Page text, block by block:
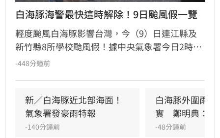
白海豚海警最快這時解除！9日颱風假一覽
輕度颱風白海豚影響台灣，今（9）日連江縣及
新竹縣8所學校颱風假！據中央氣象署今日2時觀
測，白海豚中心位置在臺北東北東方3060公里之
北部海面，對臺灣北部海面及臺灣東北部海面構
成威脅，預計白海豚強度有稍減弱且暴風圈有縮
小的趨勢，最快明日中午前解除海上颱風警報。
-448分鐘前
新／白海豚近北部海面！
氣象署發豪雨特報
-140分鐘前
白海豚外圍雨
實　鄭明典：別
-48分鐘前